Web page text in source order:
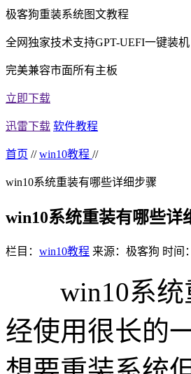
极客狗重装系统图文教程
全网独家技术支持GPT-UEFI一键装机
完美兼容市面所有主板
立即下载
迅雷下载 软件教程
首页 // win10教程 //
win10系统重装有哪些详细步骤
win10系统重装有哪些详
栏目： win10教程 来源：极客狗 时间
win10系统
经使用很长的